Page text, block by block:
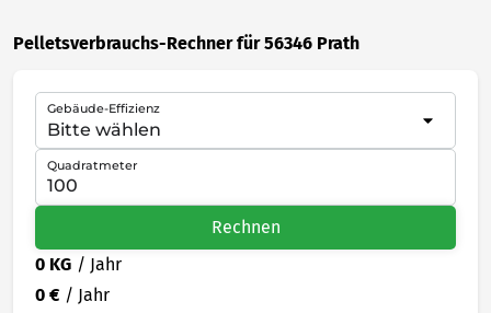
Pelletsverbrauchs-Rechner für 56346 Prath
Gebäude-Effizienz
Quadratmeter
Rechnen
0 KG / Jahr
0 € / Jahr